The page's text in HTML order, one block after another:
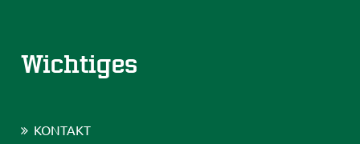
Wichtiges
KONTAKT